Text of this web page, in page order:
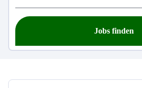
Jobs finden